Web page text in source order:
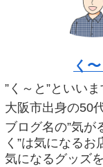
く
”く～と”といいま
大阪市出身の50
ブログ名の”気が
く”は気になるお
気になるグッズ